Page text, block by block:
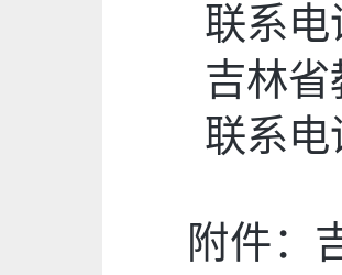
联系电
吉林
联系电
附件：